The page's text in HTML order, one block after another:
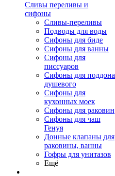
Сливы переливы и
сифоны
Сливы-переливы
Подводы для воды
Сифоны для биде
Сифоны для ванны
Сифоны для
писсуаров
Сифоны для поддона
душевого
Сифоны для
кухонных моек
Сифоны для раковин
Сифоны для чаш
Генуя
Донные клапаны для
раковины, ванны
Гофры для унитазов
Ещё